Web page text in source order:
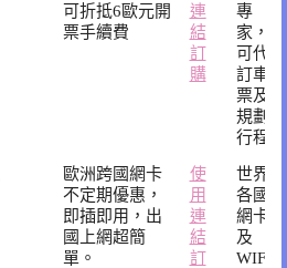
可折抵6歐元開
票手續費
連
結
訂
購
專
家，
可代
訂車
票及
規劃
行程
歐洲跨國網卡
不定期優惠，
即插即用，出
國上網超簡
單。
使
用
連
結
訂
世界
各國
網卡
及
WIFI